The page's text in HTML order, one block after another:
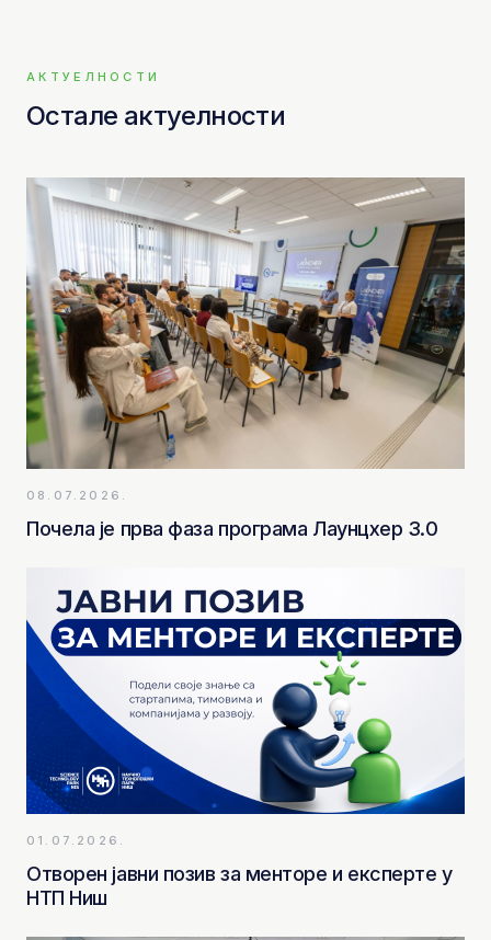
АКТУЕЛНОСТИ
Остале актуелности
08.07.2026.
Почела је прва фаза програма Лаунцхер 3.0
01.07.2026.
Отворен јавни позив за менторе и експерте у
НТП Ниш